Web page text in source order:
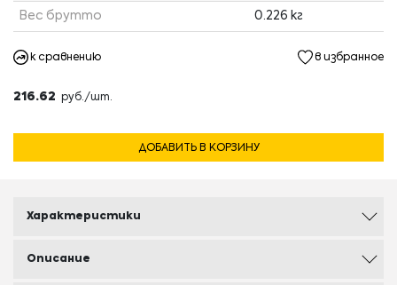
Вес брутто 0.226 кг
к сравнению в избранное
216.62 руб./шт.
ДОБАВИТЬ В КОРЗИНУ
Характеристики
Описание